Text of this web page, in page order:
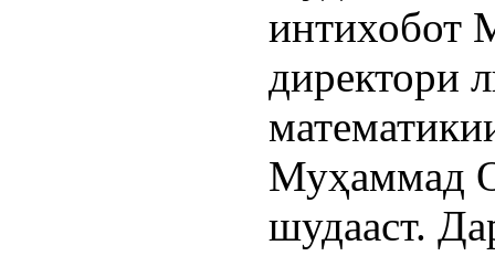
интихобот
директори
Муҳаммад
шудааст.